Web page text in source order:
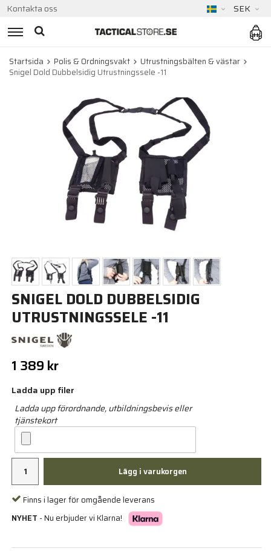
Kontakta oss SEK
Startsida Polis & Ordningsvakt
Utrustningsbälten & västar
Snigel Dold Dubbelsidig Utrustningssele -11
SNIGEL DOLD DUBBELSIDIG
UTRUSTNINGSSELE -11
1 389 kr
Ladda upp filer
Ladda upp förordnande, utbildningsbevis eller
tjänstekort
Lägg i varukorgen
Finns i lager för omgående leverans
NYHET - Nu erbjuder vi Klarna!